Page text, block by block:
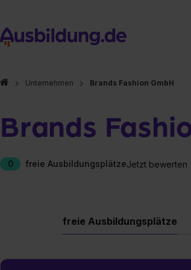
Unternehmen Brands Fashion GmbH
Brands
0 freie AusbildungsplätzeJetzt bewerten
freie Ausbildungsplätze